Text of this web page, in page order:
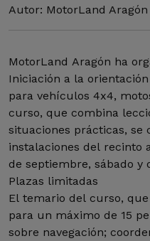
Autor: MotorLand Aragón
MotorLand Aragón ha
Iniciación a la
para vehículos 4x4,
curso, que combina
situaciones prácticas, se
instalaciones del recinto
de septiembre, sábado y
Plazas limitadas
El temario del curso,
para un máximo de 15
sobre navegación;